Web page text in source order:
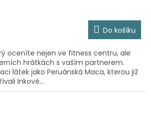
Do košíku
oceníte nejen ve fitness centru, ale
hrátkách s vaším partnerem.
látek jako Peruánská Maca, kterou již
Inkové...